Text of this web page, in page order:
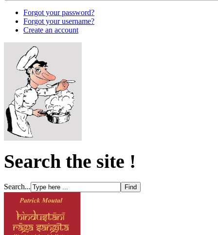
Forgot your password?
Forgot your username?
Create an account
Search the site !
Search...